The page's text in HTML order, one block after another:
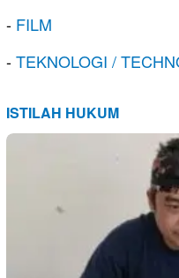
- FILM
-TEKNOLOGI /
ISTILAH HUKUM